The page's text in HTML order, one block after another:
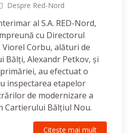
Despre Red-Nord
al S.A. RED-Nord,
cu Directorul
Corbu, alături de
Bălți, Alexandr Petkov, și
au efectuat o
inspectarea etapelor
de modernizare a
Cartierului Bălțiul Nou.
Citeşte mai mult